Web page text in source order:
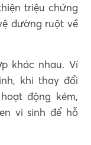
triệu chứng
đường ruột về
khác nhau. Ví
khi thay đổi
động kém,
vi sinh để hỗ